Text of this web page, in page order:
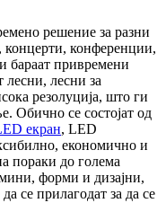
решение за разни
концерти, конференции,
бараат привремени
лесни, лесни за
резолуција, што ги
Обично се состојат од
екран, LED
економично и
пораки до голема
форми и дизајни,
се прилагодат за да се